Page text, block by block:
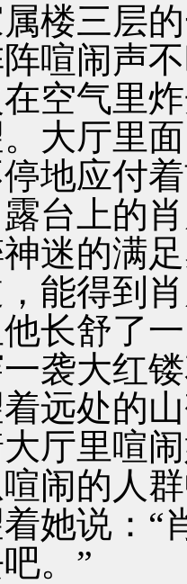
三层的
喧闹声
空气里
大厅里
地应付
台上的
迷的满
能得到
长舒了
袭大红
远处的
厅里喧
闹的人
她说：“
。”